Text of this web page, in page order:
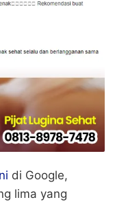
di Google,
lima yang